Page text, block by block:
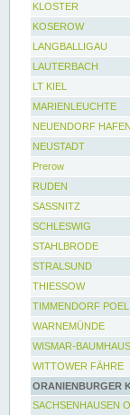
KLOSTER
KOSEROW
LANGBALLIGAU
LAUTERBACH
LT KIEL
MARIENLEUCHTE
NEUENDORF HAFEN
NEUSTADT
Prerow
RUDEN
SASSNITZ
SCHLESWIG
STAHLBRODE
STRALSUND
THIESSOW
TIMMENDORF POEL
WARNEMÜNDE
WISMAR-BAUMHAUS
WITTOWER FÄHRE
ORANIENBURGER
SACHSENHAUSEN